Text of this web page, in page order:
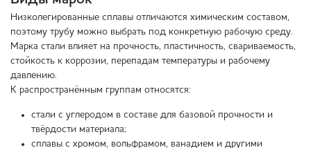
Низколегированные сплавы отличаются химическим составом,
поэтому трубу можно выбрать под конкретную рабочую среду.
Марка стали влияет на прочность, пластичность, свариваемость,
стойкость к коррозии, перепадам температуры и рабочему
давлению.
К распространённым группам относятся:
стали с углеродом в составе для базовой прочности и
твёрдости материала;
сплавы с хромом, вольфрамом, ванадием и другими